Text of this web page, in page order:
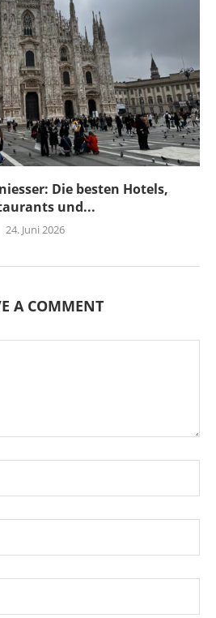
Die besten Hotels,
und...
24. Juni 2026
A COMMENT